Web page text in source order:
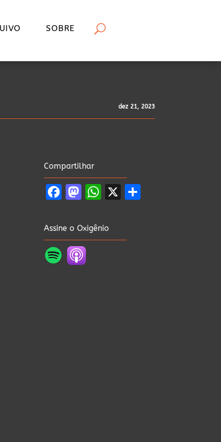
SOBRE
dez 21, 2023
Compartilhar
Facebook
Mastodon
WhatsApp
X
Assine o Oxigênio